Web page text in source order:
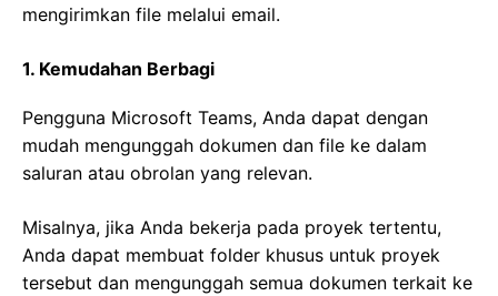
mengirimkan file melalui email.
1. Kemudahan Berbagi
Pengguna Microsoft Teams, Anda dapat dengan
mudah mengunggah dokumen dan file ke dalam
saluran atau obrolan yang relevan.
Misalnya, jika Anda bekerja pada proyek tertentu,
Anda dapat membuat folder khusus untuk proyek
tersebut dan mengunggah semua dokumen terkait ke